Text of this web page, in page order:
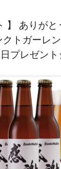
】 ありが
トガーレ
プレゼン